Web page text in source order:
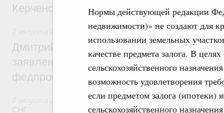
Нормы действующей редакции
недвижимости)» не создают для
использовании земельных
качестве предмета залога. В
сельскохозяйственного
возможность удовлетворения
если предметом залога (ипотеки)
сельскохозяйственного
Керченском проливе
Среднее профессиональное образование
Дмитрий Чернышенко: Установлен
заявлений от абитуриентов колледжей и
федпроекта «Профессионалитет»
Евразийский экономический союз.
СНГ